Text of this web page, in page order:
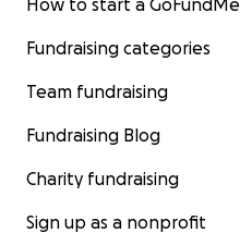
How to start a GoFundMe
Fundraising categories
Team fundraising
Fundraising Blog
Charity fundraising
Sign up as a nonprofit